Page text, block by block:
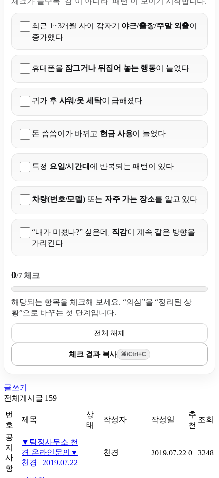
계산기
상간자소송
탐정사무소비용 계산기
외도 징후
X
최근 1~3개월 사이 갑자기 야근/출장/주말 외출이
증가했다
휴대폰을 잠그거나 뒤집어 놓는 행동이 늘었다
귀가 후 샤워/옷 세탁이 급해졌다
돈 씀씀이가 바뀌고 현금 사용이 늘었다
특정 요일/시간대 에 반복되는 패턴이 있다
차량(번호/모델) 또는 자주 가는 장소를 알고 있다
“내가 미쳤나?” 싶은데, 직감이 계속 같은 방향을
가리킨다
0/7 체크
해당되는 항목을 체크해 보세요. “의심”을 “정리된 상
황”으로 바꾸는 첫 단계입니다.
전체 해제
체크 결과 복사 ⌘/Ctrl+C
글쓰기
전체게시글 159
번
호
제목
상
태
작성자 작성일
추
천
조회
공
지
사
항
▼탐정사무소 천
경 온라인문의▼
천경 | 2019.07.22
천경 2019.07.22 0 3248